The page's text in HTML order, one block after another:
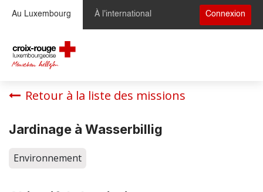
Au Luxembourg À l'international Connexion
Retour à la liste des missions
Jardinage à Wasserbillig
Environnement